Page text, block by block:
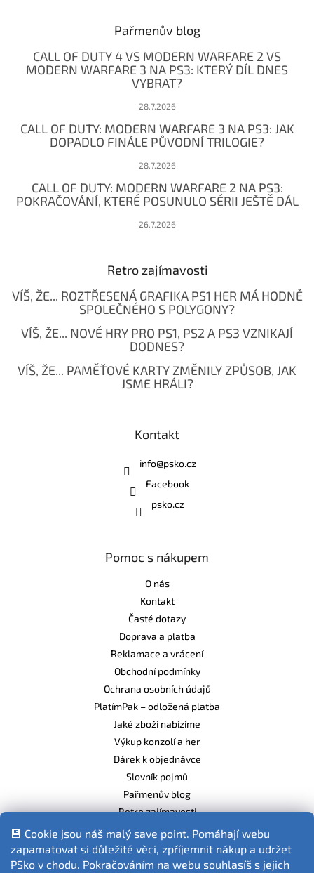
💾 Cookie jsou náš malý save point. Pomáhají webu
zapamatovat si důležité věci, zpříjemnit nákup a udržet
PSko v chodu. Pokračováním na webu souhlasíš s jejich
Pařmenův blog
CALL OF DUTY 4 VS MODERN WARFARE 2 VS
MODERN WARFARE 3 NA PS3: KTERÝ DÍL DNES
VYBRAT?
28.7.2026
CALL OF DUTY: MODERN WARFARE 3 NA PS3: JAK
DOPADLO FINÁLE PŮVODNÍ TRILOGIE?
28.7.2026
CALL OF DUTY: MODERN WARFARE 2 NA PS3:
POKRAČOVÁNÍ, KTERÉ POSUNULO SÉRII JEŠTĚ DÁL
26.7.2026
Retro zajímavosti
VÍŠ, ŽE... ROZTŘESENÁ GRAFIKA PS1 HER MÁ HODNĚ
SPOLEČNÉHO S POLYGONY?
VÍŠ, ŽE... NOVÉ HRY PRO PS1, PS2 A PS3 VZNIKAJÍ
DODNES?
VÍŠ, ŽE... PAMĚŤOVÉ KARTY ZMĚNILY ZPŮSOB, JAK
JSME HRÁLI?
Kontakt
info@psko.cz
Facebook
psko.cz
Pomoc s nákupem
O nás
Kontakt
Časté dotazy
Doprava a platba
Reklamace a vrácení
Obchodní podmínky
Ochrana osobních údajů
PlatímPak – odložená platba
Jaké zboží nabízíme
Výkup konzolí a her
Dárek k objednávce
Slovník pojmů
Pařmenův blog
Retro zajímavosti
Balíme ekologicky